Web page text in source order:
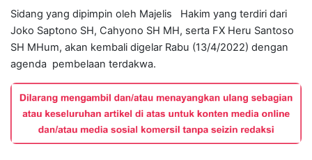
Sidang yang dipimpin oleh Majelis Hakim yang terdiri dari
Joko Saptono SH, Cahyono SH MH, serta FX Heru Santoso
SH MHum, akan kembali digelar Rabu (13/4/2022) dengan
agenda pembelaan terdakwa.